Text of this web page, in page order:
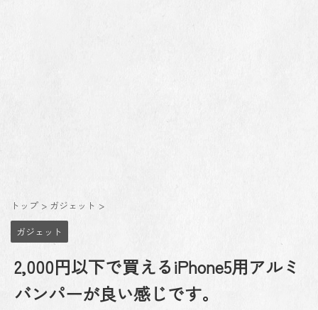
トップ > ガジェット >
ガジェット
2,000円以下で買えるiPhone5用アルミ
バンパーが良い感じです。